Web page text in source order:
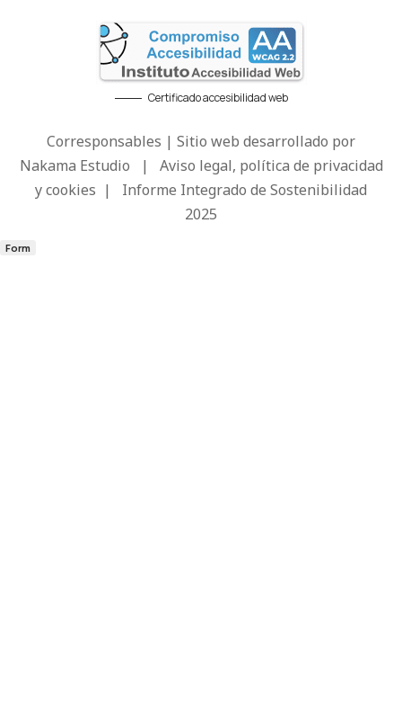
Certificado accesibilidad web
Corresponsables | Sitio web desarrollado por
Nakama Estudio | Aviso legal, política de privacidad
y cookies | Informe Integrado de Sostenibilidad
2025
Form